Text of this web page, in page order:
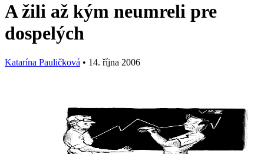
A žili až kým neumreli pre
dospelých
Katarína Pauličková • 14. října 2006